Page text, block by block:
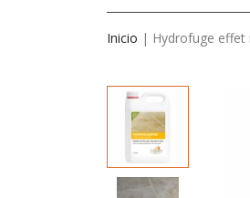
Inicio Hydrofuge